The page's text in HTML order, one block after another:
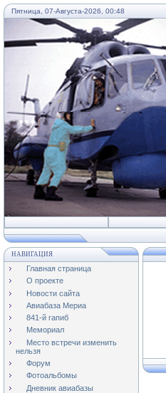
Пятница, 07-Августа-2026, 00:48
...
НАВИГАЦИЯ
Главная страница
О проекте
Новости сайта
Авиабаза Мериа
841-й гапиб
Мемориал
Место встречи изменить
нельзя
Форум
Фотоальбомы
Дневник авиабазы